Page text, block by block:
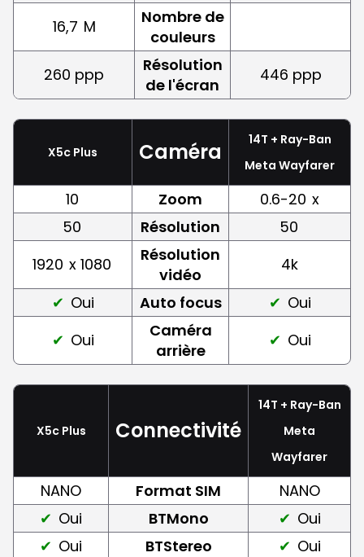
16,7 M
Nombre de
couleurs
260 ppp
Résolution
de l'écran
446 ppp
X5c Plus Caméra
14T + Ray-Ban
Meta Wayfarer
10 Zoom 0.6-20 x
50
Résolution
50
1920 x 1080
Résolution
vidéo
4k
Oui
Auto focus
Oui
Oui
Caméra
arrière
Oui
X5c Plus Connectivité
14T + Ray-Ban
Meta
Wayfarer
NANO Format SIM
NANO
Oui
BTMono
Oui
Oui
BTStereo Oui